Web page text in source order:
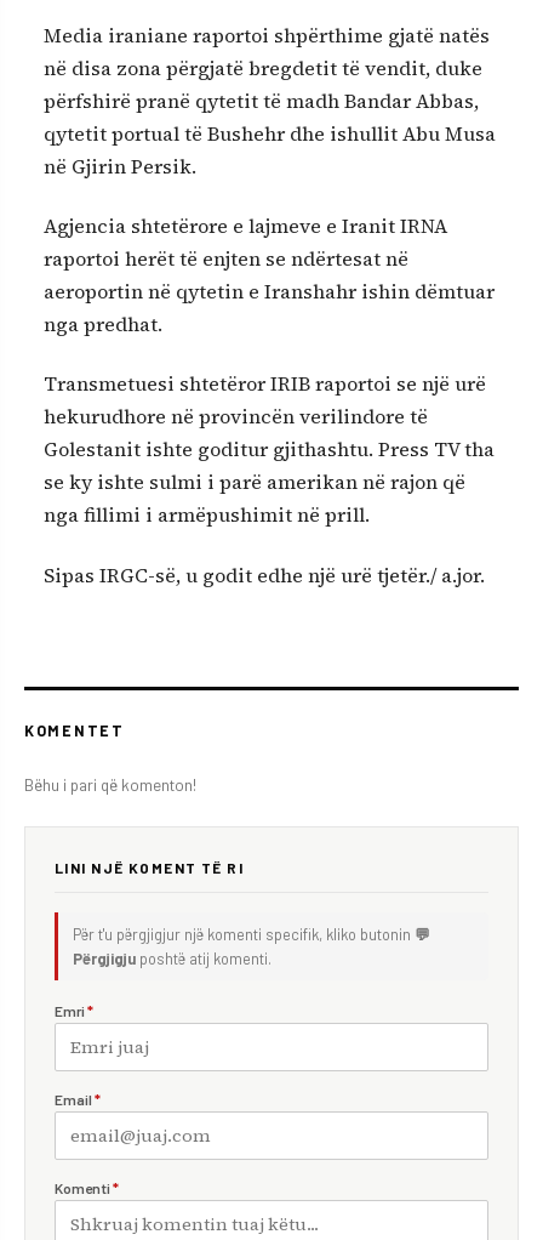
Media iraniane raportoi shpërthime gjatë natës
në disa zona përgjatë bregdetit të vendit, duke
përfshirë pranë qytetit të madh Bandar Abbas,
qytetit portual të Bushehr dhe ishullit Abu Musa
në Gjirin Persik.
Agjencia shtetërore e lajmeve e Iranit IRNA
raportoi herët të enjten se ndërtesat në
aeroportin në qytetin e Iranshahr ishin dëmtuar
nga predhat.
Transmetuesi shtetëror IRIB raportoi se një urë
hekurudhore në provincën verilindore të
Golestanit ishte goditur gjithashtu. Press TV tha
se ky ishte sulmi i parë amerikan në rajon që
nga fillimi i armëpushimit në prill.
Sipas IRGC-së, u godit edhe një urë tjetër./ a.jor.
KOMENTET
Bëhu i pari që komenton!
LINI NJË KOMENT TË RI
Për t'u përgjigjur një komenti specifik, kliko butonin 💬
Përgjigju poshtë atij komenti.
Emri *
Email *
Komenti *